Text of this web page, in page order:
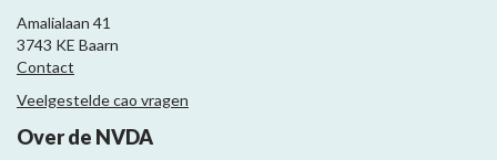
Amalialaan 41
3743 KE Baarn
Contact
Veelgestelde cao vragen
Over de NVDA